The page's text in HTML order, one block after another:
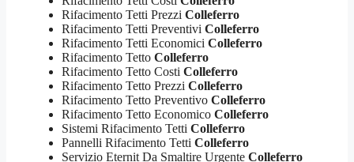
Rifacimento Tetti Prezzi Colleferro
Rifacimento Tetti Preventivi Colleferro
Rifacimento Tetti Economici Colleferro
Rifacimento Tetto Colleferro
Rifacimento Tetto Costi Colleferro
Rifacimento Tetto Prezzi Colleferro
Rifacimento Tetto Preventivo Colleferro
Rifacimento Tetto Economico Colleferro
Sistemi Rifacimento Tetti Colleferro
Pannelli Rifacimento Tetti Colleferro
Servizio Eternit Da Smaltire Urgente Colleferro